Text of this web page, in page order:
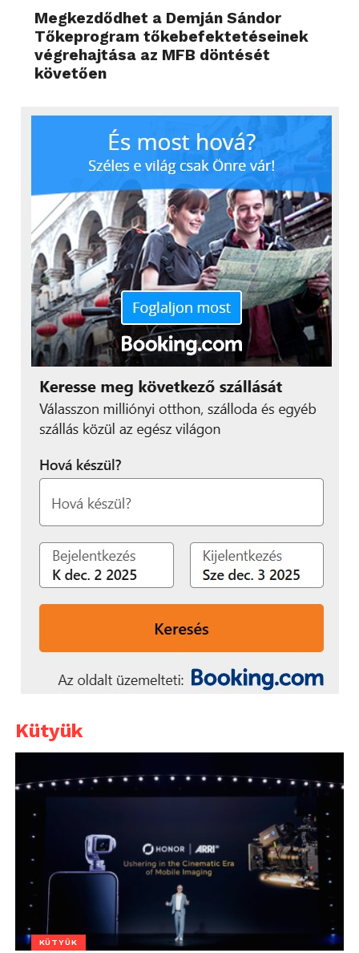
Megkezdődhet a Demján Sándor
Tőkeprogram tőkebefektetéseinek
végrehajtása az MFB döntését
követően
Kütyük
KÜTYÜK